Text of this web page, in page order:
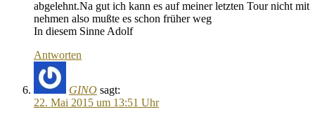
abgelehnt.Na gut ich kann es auf meiner letzten Tour nicht mit
nehmen also mußte es schon früher weg
In diesem Sinne Adolf
Antworten
GINO sagt:
22. Mai 2015 um 13:51 Uhr